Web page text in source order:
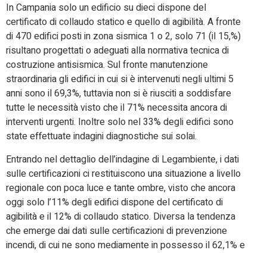
In Campania solo un edificio su dieci dispone del
certificato di collaudo statico e quello di agibilità. A fronte
di 470 edifici posti in zona sismica 1 o 2, solo 71 (il 15,%)
risultano progettati o adeguati alla normativa tecnica di
costruzione antisismica. Sul fronte manutenzione
straordinaria gli edifici in cui si è intervenuti negli ultimi 5
anni sono il 69,3%, tuttavia non si è riusciti a soddisfare
tutte le necessità visto che il 71% necessita ancora di
interventi urgenti. Inoltre solo nel 33% degli edifici sono
state effettuate indagini diagnostiche sui solai.
Entrando nel dettaglio dell’indagine di Legambiente, i dati
sulle certificazioni ci restituiscono una situazione a livello
regionale con poca luce e tante ombre, visto che ancora
oggi solo l’11% degli edifici dispone del certificato di
agibilità e il 12% di collaudo statico. Diversa la tendenza
che emerge dai dati sulle certificazioni di prevenzione
incendi, di cui ne sono mediamente in possesso il 62,1% e